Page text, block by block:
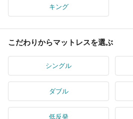
キング
こだわりからマットレスを選ぶ
シングル
ダブル
低反発